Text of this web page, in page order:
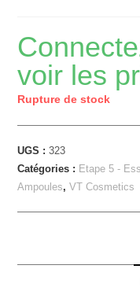
voir les
Rupture de stock
UGS :323
Catégories : Etape 5 -
Ampoules,VT Cosmetics